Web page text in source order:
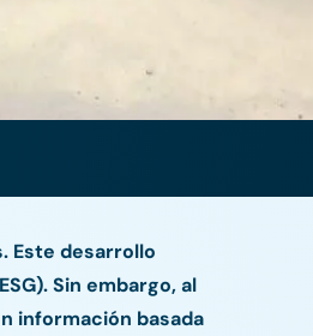
Este desarrollo
Sin embargo, al
información basada